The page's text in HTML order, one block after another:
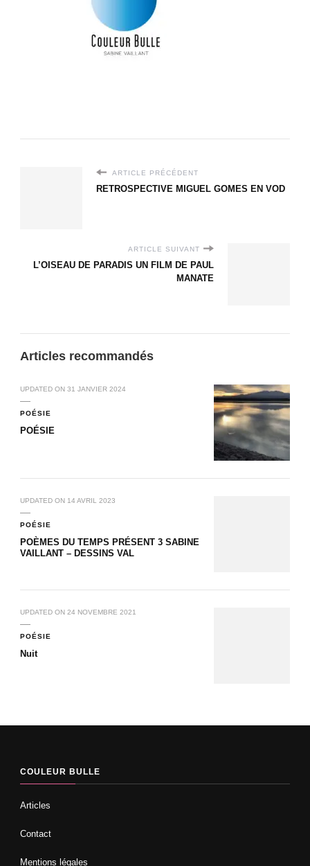
ARTICLE PRÉCÉDENT
RETROSPECTIVE MIGUEL GOMES EN VOD
ARTICLE SUIVANT
L’OISEAU DE PARADIS UN FILM DE PAUL
MANATE
Articles recommandés
UPDATED ON 31 JANVIER 2024
POÉSIE
POÉSIE
UPDATED ON 14 AVRIL 2023
POÉSIE
POÈMES DU TEMPS PRÉSENT 3 SABINE
VAILLANT – DESSINS VAL
UPDATED ON 24 NOVEMBRE 2021
POÉSIE
Nuit
COULEUR BULLE
Articles
Contact
Mentions légales